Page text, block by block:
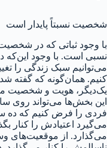
شخصیت نسبتاً پایدار است
با وجود ثباتی که در شخصیت
نسبی است. با وجود این‌که
می‌توانیم سبک زندگی را
کنیم. همان‌گونه که گفته
یک‌دیگر، هویت و شخصیت ما
این بخش‌ها می‌تواند روی
فردی را فرض کنیم که ده
می‌گیرد اعتیادش را کنار
می‌گذارد. از موقعیت‌های